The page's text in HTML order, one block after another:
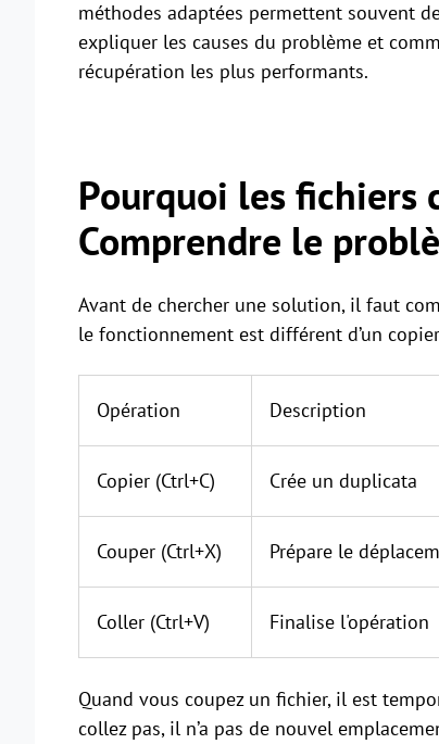
méthodes adaptées permettent souvent
expliquer les causes du problème et
récupération les plus performants.
Pourquoi les fichiers
Comprendre le
Avant de chercher une solution, il faut
le fonctionnement est différent d’un
Opération Description
Copier (Ctrl+C) Crée un duplicata
Couper (Ctrl+X) Prépare le
Coller (Ctrl+V) Finalise l'opération
Quand vous coupez un fichier, il est
collez pas, il n’a pas de nouvel